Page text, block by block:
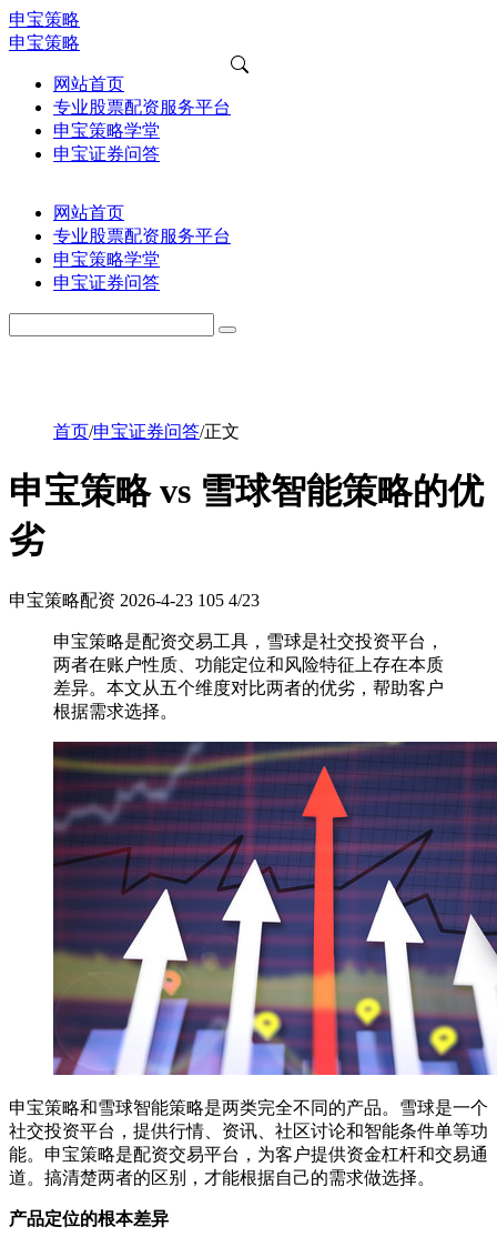
申宝策略
申宝策略
网站首页
专业股票配资服务平台
申宝策略学堂
申宝证券问答
网站首页
专业股票配资服务平台
申宝策略学堂
申宝证券问答
首页/申宝证券问答/正文
申宝策略 vs 雪球智能策略的优
劣
申宝策略配资 2026-4-23 105 4/23
申宝策略是配资交易工具，雪球是社交投资平台，
两者在账户性质、功能定位和风险特征上存在本质
差异。本文从五个维度对比两者的优劣，帮助客户
根据需求选择。
申宝策略和雪球智能策略是两类完全不同的产品。雪球是一个
社交投资平台，提供行情、资讯、社区讨论和智能条件单等功
能。申宝策略是配资交易平台，为客户提供资金杠杆和交易通
道。搞清楚两者的区别，才能根据自己的需求做选择。
产品定位的根本差异